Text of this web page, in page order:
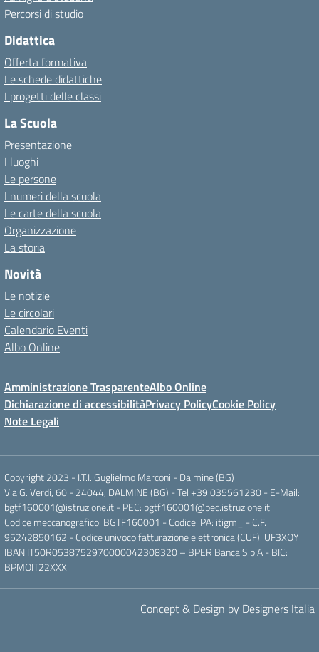
Percorsi di studio
Didattica
Offerta formativa
Le schede didattiche
I progetti delle classi
La Scuola
Presentazione
I luoghi
Le persone
I numeri della scuola
Le carte della scuola
Organizzazione
La storia
Novità
Le notizie
Le circolari
Calendario Eventi
Albo Online
Amministrazione TrasparenteAlbo Online
Dichiarazione di accessibilitàPrivacy PolicyCookie Policy
Note Legali
Copyright 2023 - I.T.I. Guglielmo Marconi - Dalmine (BG)
Via G. Verdi, 60 - 24044, DALMINE (BG) - Tel +39 035561230 - E-Mail:
bgtf160001@istruzione.it - PEC: bgtf160001@pec.istruzione.it
Codice meccanografico: BGTF160001 - Codice iPA: itigm_ - C.F.
95242850162 - Codice univoco fatturazione elettronica (CUF): UF3XOY
IBAN IT50R0538752970000042308320 – BPER Banca S.p.A - BIC:
BPMOIT22XXX
Concept & Design by Designers Italia